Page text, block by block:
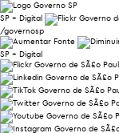
SP + Digital
/governosp
SP + Digital